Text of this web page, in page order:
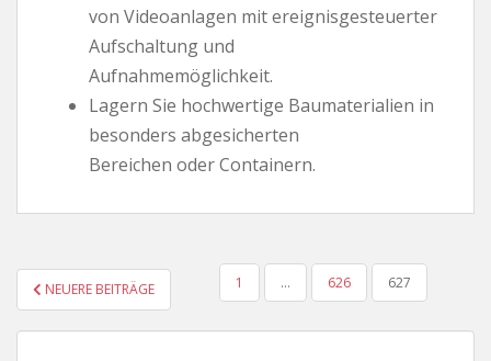
von Videoanlagen mit ereignisgesteuerter
Aufschaltung und
Aufnahmemöglichkeit.
Lagern Sie hochwertige Baumaterialien in
besonders abgesicherten
Bereichen oder Containern.
SEITENNUMMERIERUNG
DER
BEITRÄGE
NEUERE BEITRÄGE 1 … 626 627